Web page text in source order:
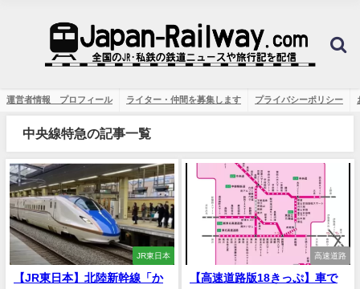
運営者情報 プロフィール ライター・仲間を募集します プライバシーポリシー
中央線特急の記事一覧
JR東日本
【JR東日本】北陸新幹線「か
高速道路
【高速道路版18きっぷ】車で